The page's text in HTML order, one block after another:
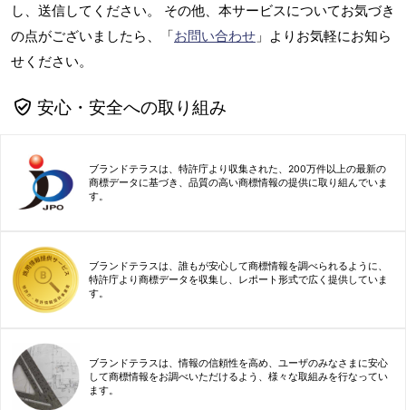
し、送信してください。 その他、本サービスについてお気づき
の点がございましたら、「お問い合わせ 」よりお気軽にお知ら
せください。
安心・安全への取り組み
ブランドテラスは、特許庁より収集された、200万件以上の最新の
商標データに基づき、品質の高い商標情報の提供に取り組んでいま
す。
ブランドテラスは、誰もが安心して商標情報を調べられるように、
特許庁より商標データを収集し、レポート形式で広く提供していま
す。
ブランドテラスは、情報の信頼性を高め、ユーザのみなさまに安心
して商標情報をお調べいただけるよう、様々な取組みを行なってい
ます。